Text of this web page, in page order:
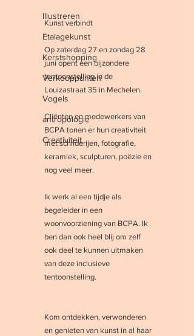
Illustreren
Etalagekunst
Kerstshopping
Verkooppunten
Vogels
antropologie
Creativiteit
Kunst verbindt
Op zaterdag 27 en zondag 28
juni opent een bijzondere
tentoonstelling in de
Louizastraat 35 in Mechelen.
Cliënten en medewerkers van
BCPA tonen er hun creativiteit
met schilderijen, fotografie,
keramiek, sculpturen, poëzie en
nog veel meer.
Ik werk al een tijdje als
begeleider in een
woonvoorziening van BCPA. Ik
ben dan ook heel blij om zelf
ook deel te kunnen uitmaken
van deze inclusieve
tentoonstelling.
Kom ontdekken, verwonderen
en genieten van kunst in al haar